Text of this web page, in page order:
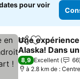
pour voir
PartagerAjouter à
Une
Alaska! Dans
tranquille mis à
8,9 Excellent
66
à 2.8 km de :